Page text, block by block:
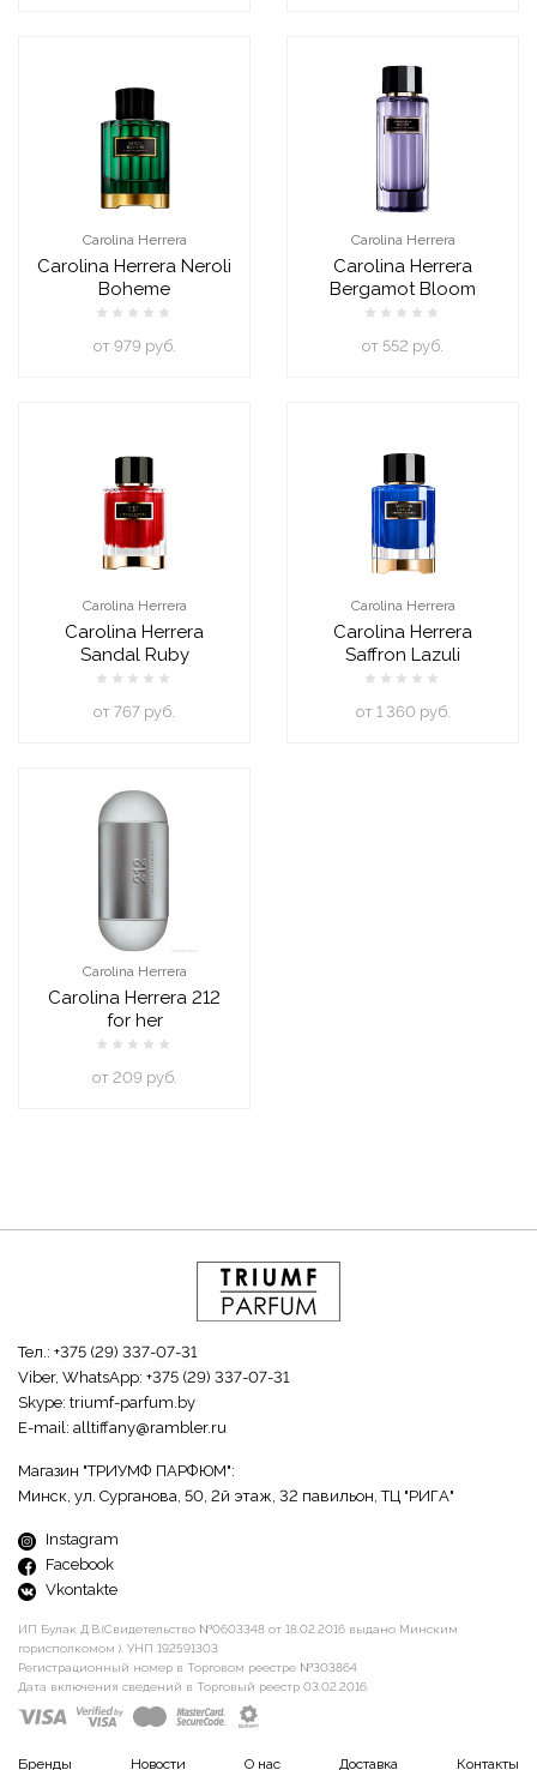
Carolina Herrera
Carolina Herrera Neroli
Boheme
oт 979 руб.
Carolina Herrera
Carolina Herrera
Bergamot Bloom
oт 552 руб.
Carolina Herrera
Carolina Herrera
Sandal Ruby
oт 767 руб.
Carolina Herrera
Carolina Herrera
Saffron Lazuli
oт 1 360 руб.
Carolina Herrera
Carolina Herrera 212
for her
oт 209 руб.
Тел.: +375 (29) 337-07-31
Viber, WhatsApp: +375 (29) 337-07-31
Skype: triumf-parfum.by
E-mail: alltiffany@rambler.ru
Магазин "ТРИУМФ ПАРФЮМ":
Минск, ул. Сурганова, 50, 2й этаж, 32 павильон, ТЦ "РИГА"
Instagram
Facebook
Vkontakte
ИП Булак Д.В.(Свидетельство №0603348 от 18.02.2016 выдано Минским
горисполкомом ). УНП 192591303
Регистрационный номер в Торговом реестре №303864
Дата включения сведений в Торговый реестр 03.02.2016
Бренды Новости О нас Доставка Контакты